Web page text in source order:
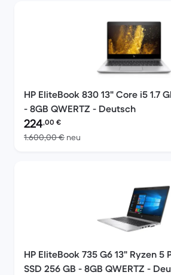
HP EliteBook 830 13" Core i5 1.7
- 8GB QWERTZ - Deutsch
Preis des erneuerten Produkts:
224,00 €
1.600,00 € neu
HP EliteBook 735 G6 13" Ryzen 5
SSD 256 GB - 8GB QWERTZ -